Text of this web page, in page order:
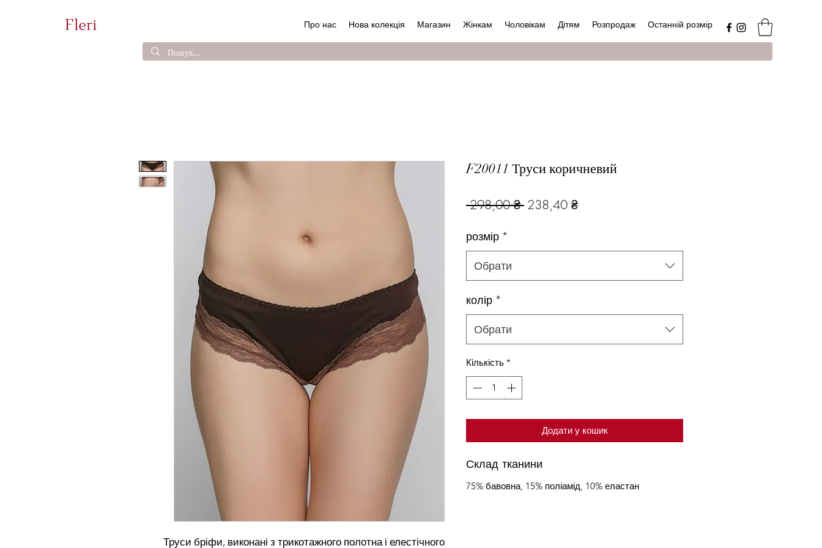
Про нас Нова колекція Магазин Жінкам Чоловікам Дітям Розпродаж Останній розмір
Труси бріфи, виконані з трикотажного полотна і елестічного
F20011 Труси коричневий
298,00 ₴ Звичайна
238,40 ₴За
розмір *
Обрати
колір *
Обрати
Кількість *
Додати у кошик
Склад тканини
75% бавовна, 15% поліамід, 10% еластан